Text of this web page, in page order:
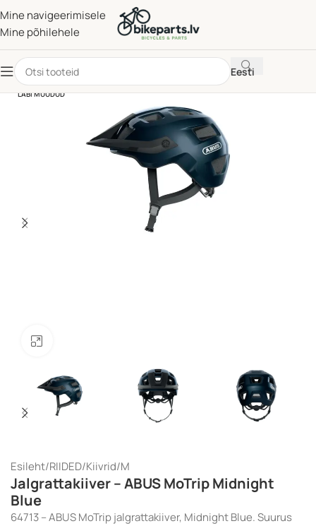
Mine navigeerimisele
Mine põhilehele
Eesti
LÄBI MÜÜDUD
Esileht/RIIDED/Kiivrid/M
Jalgrattakiiver – ABUS MoTrip Midnight
Blue
64713 – ABUS MoTrip jalgrattakiiver, Midnight Blue. Suurus